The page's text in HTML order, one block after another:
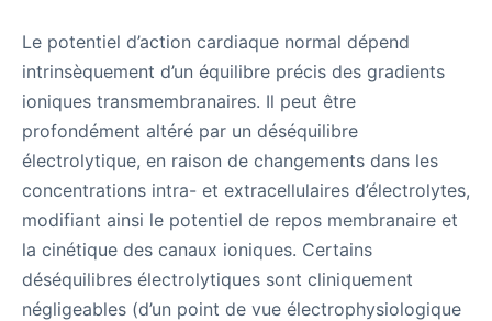
Le potentiel d’action cardiaque normal dépend
intrinsèquement d’un équilibre précis des gradients
ioniques transmembranaires. Il peut être
profondément altéré par un déséquilibre
électrolytique, en raison de changements dans les
concentrations intra- et extracellulaires d’électrolytes,
modifiant ainsi le potentiel de repos membranaire et
la cinétique des canaux ioniques. Certains
déséquilibres électrolytiques sont cliniquement
négligeables (d’un point de vue électrophysiologique